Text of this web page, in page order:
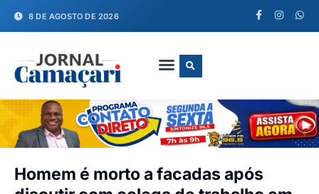
8 DE AGOSTO DE 2026
Homem é morto a facadas após